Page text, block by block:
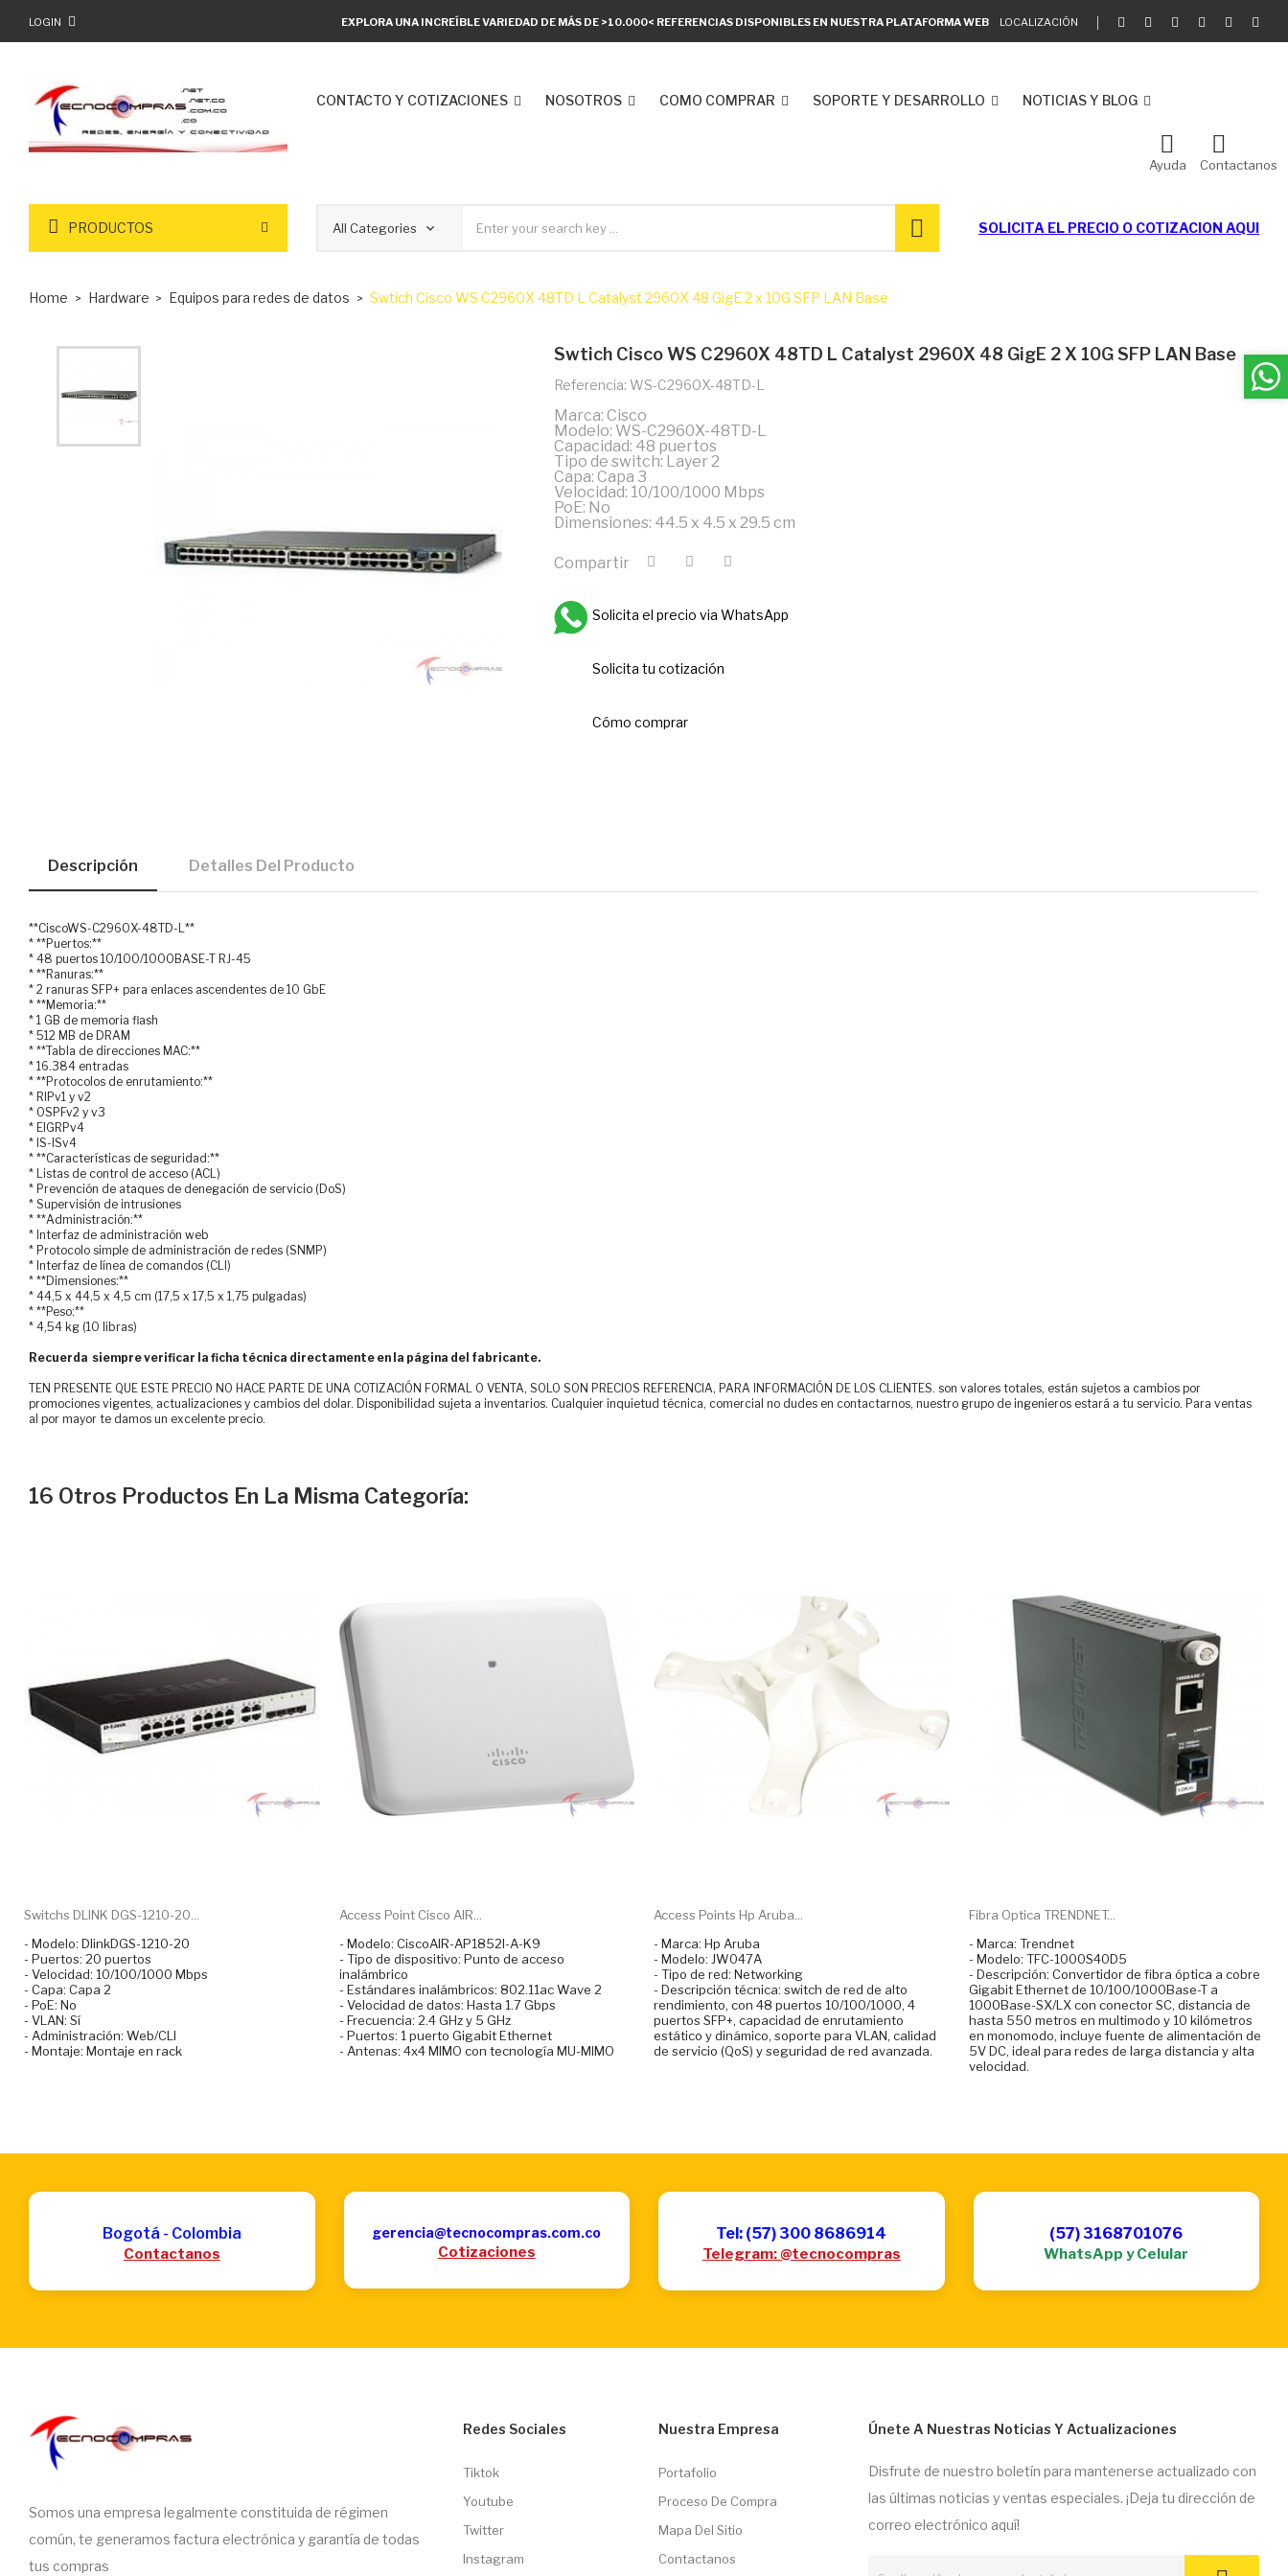
EXPLORA UNA INCREÍBLE VARIEDAD DE MÁS DE >10.000< REFERENCIAS DISPONIBLES EN NUESTRA PLATAFORMA WEB LOCALIZACIÓN
LOGIN
CONTACTO Y COTIZACIONES NOSOTROS COMO COMPRAR SOPORTE Y DESARROLLO NOTICIAS Y BLOG
Ayuda Contactanos
PRODUCTOS SOLICITA EL PRECIO O COTIZACION AQUI
Home Hardware Equipos para redes de datos Swtich Cisco WS C2960X 48TD L Catalyst 2960X 48 GigE 2 x 10G SFP LAN Base
Swtich Cisco WS C2960X 48TD L Catalyst 2960X 48 GigE 2 X 10G SFP LAN Base
Referencia: WS-C2960X-48TD-L
Marca: Cisco
Modelo: WS-C2960X-48TD-L
Capacidad: 48 puertos
Tipo de switch: Layer 2
Capa: Capa 3
Velocidad: 10/100/1000 Mbps
PoE: No
Dimensiones: 44.5 x 4.5 x 29.5 cm
Compartir
Solicita el precio via WhatsApp
Solicita tu cotización
Cómo comprar
Descripción Detalles Del Producto
**CiscoWS-C2960X-48TD-L**
* **Puertos:**
* 48 puertos 10/100/1000BASE-T RJ-45
* **Ranuras:**
* 2 ranuras SFP+ para enlaces ascendentes de 10 GbE
* **Memoria:**
* 1 GB de memoria flash
* 512 MB de DRAM
* **Tabla de direcciones MAC:**
* 16.384 entradas
* **Protocolos de enrutamiento:**
* RIPv1 y v2
* OSPFv2 y v3
* EIGRPv4
* IS-ISv4
* **Características de seguridad:**
* Listas de control de acceso (ACL)
* Prevención de ataques de denegación de servicio (DoS)
* Supervisión de intrusiones
* **Administración:**
* Interfaz de administración web
* Protocolo simple de administración de redes (SNMP)
* Interfaz de línea de comandos (CLI)
* **Dimensiones:**
* 44,5 x 44,5 x 4,5 cm (17,5 x 17,5 x 1,75 pulgadas)
* **Peso:**
* 4,54 kg (10 libras)
Recuerda siempre verificar la ficha técnica directamente en la página del fabricante.
TEN PRESENTE QUE ESTE PRECIO NO HACE PARTE DE UNA COTIZACIÓN FORMAL O VENTA, SOLO SON PRECIOS REFERENCIA, PARA INFORMACIÓN DE LOS CLIENTES. son valores totales, están sujetos a cambios por
promociones vigentes, actualizaciones y cambios del dolar. Disponibilidad sujeta a inventarios. Cualquier inquietud técnica, comercial no dudes en contactarnos, nuestro grupo de ingenieros estará a tu servicio. Para ventas
al por mayor te damos un excelente precio.
16 Otros Productos En La Misma Categoría:
Switchs DLINK DGS-1210-20...
- Modelo: DlinkDGS-1210-20
- Puertos: 20 puertos
- Velocidad: 10/100/1000 Mbps
- Capa: Capa 2
- PoE: No
- VLAN: Sí
- Administración: Web/CLI
- Montaje: Montaje en rack
Access Point Cisco AIR...
- Modelo: CiscoAIR-AP1852I-A-K9
- Tipo de dispositivo: Punto de acceso
inalámbrico
- Estándares inalámbricos: 802.11ac Wave 2
- Velocidad de datos: Hasta 1.7 Gbps
- Frecuencia: 2.4 GHz y 5 GHz
- Puertos: 1 puerto Gigabit Ethernet
- Antenas: 4x4 MIMO con tecnología MU-MIMO
Access Points Hp Aruba...
- Marca: Hp Aruba
- Modelo: JW047A
- Tipo de red: Networking
- Descripción técnica: switch de red de alto
rendimiento, con 48 puertos 10/100/1000, 4
puertos SFP+, capacidad de enrutamiento
estático y dinámico, soporte para VLAN, calidad
de servicio (QoS) y seguridad de red avanzada.
Fibra Optica TRENDNET...
- Marca: Trendnet
- Modelo: TFC-1000S40D5
- Descripción: Convertidor de fibra óptica a cobre
Gigabit Ethernet de 10/100/1000Base-T a
1000Base-SX/LX con conector SC, distancia de
hasta 550 metros en multimodo y 10 kilómetros
en monomodo, incluye fuente de alimentación de
5V DC, ideal para redes de larga distancia y alta
velocidad.
Bogotá - Colombia
Contactanos
gerencia@tecnocompras.com.co
Cotizaciones
Tel: (57) 300 8686914
Telegram: @tecnocompras
(57) 3168701076
WhatsApp y Celular
Somos una empresa legalmente constituida de régimen
común, te generamos factura electrónica y garantía de todas
tus compras
Redes Sociales
Tiktok
Youtube
Twitter
Instagram
Nuestra Empresa
Portafolio
Proceso De Compra
Mapa Del Sitio
Contactanos
Únete A Nuestras Noticias Y Actualizaciones
Disfrute de nuestro boletín para mantenerse actualizado con
las últimas noticias y ventas especiales. ¡Deja tu dirección de
correo electrónico aquí!